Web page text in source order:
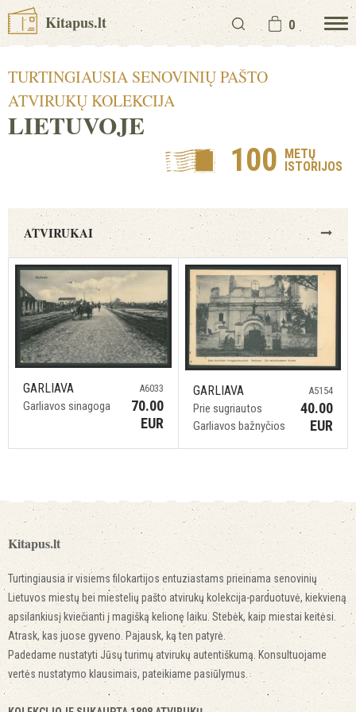
Kitapus.lt 0
TURTINGIAUSIA SENOVINIŲ PAŠTO
ATVIRUKŲ KOLEKCIJA
LIETUVOJE
100 METŲ
ISTORIJOS
ATVIRUKAI
GARLIAVA
Garliavos sinagoga
A6033
70.00
EUR
GARLIAVA
Prie sugriautos
Garliavos bažnyčios
A5154
40.00
EUR
Kitapus.lt
Turtingiausia ir visiems filokartijos entuziastams prieinama senovinių
Lietuvos miestų bei miestelių pašto atvirukų kolekcija-parduotuvė, kiekvieną
apsilankiusį kviečianti į magišką kelionę laiku. Stebėk, kaip miestai keitėsi.
Atrask, kas juose gyveno. Pajausk, ką ten patyrė.
Padedame nustatyti Jūsų turimų atvirukų autentiškumą. Konsultuojame
vertės nustatymo klausimais, pateikiame pasiūlymus.